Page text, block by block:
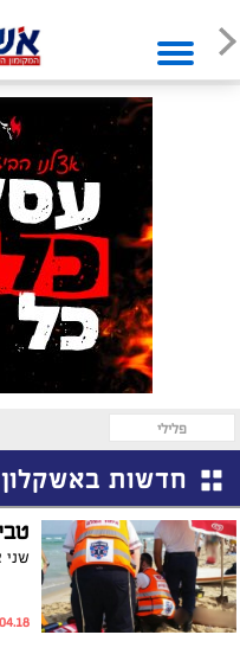
פלילי
חדשות באשקלון
04.04.18, מנהל